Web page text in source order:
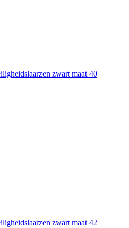
zwart maat 40
zwart maat 42